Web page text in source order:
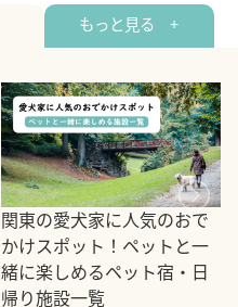
もっと見る +
関東の愛犬家に人気のおで
かけスポット！ペットと一
緒に楽しめるペット宿・日
帰り施設一覧